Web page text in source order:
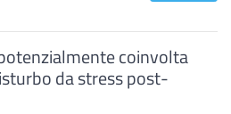
coinvolta
da stress post-